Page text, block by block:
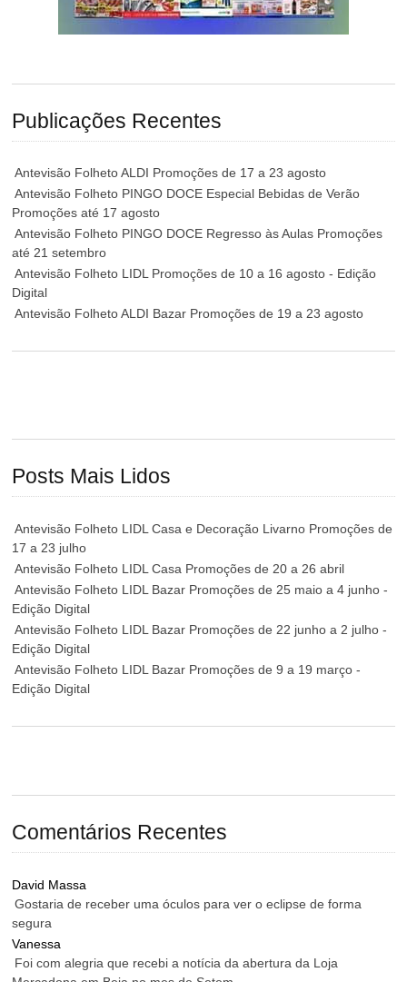
Publicações Recentes
Antevisão Folheto ALDI Promoções de 17 a 23 agosto
Antevisão Folheto PINGO DOCE Especial Bebidas de Verão
Promoções até 17 agosto
Antevisão Folheto PINGO DOCE Regresso às Aulas Promoções
até 21 setembro
Antevisão Folheto LIDL Promoções de 10 a 16 agosto - Edição
Digital
Antevisão Folheto ALDI Bazar Promoções de 19 a 23 agosto
Posts Mais Lidos
Antevisão Folheto LIDL Casa e Decoração Livarno Promoções de
17 a 23 julho
Antevisão Folheto LIDL Casa Promoções de 20 a 26 abril
Antevisão Folheto LIDL Bazar Promoções de 25 maio a 4 junho -
Edição Digital
Antevisão Folheto LIDL Bazar Promoções de 22 junho a 2 julho -
Edição Digital
Antevisão Folheto LIDL Bazar Promoções de 9 a 19 março -
Edição Digital
Comentários Recentes
David Massa
Gostaria de receber uma óculos para ver o eclipse de forma
segura
Vanessa
Foi com alegria que recebi a notícia da abertura da Loja